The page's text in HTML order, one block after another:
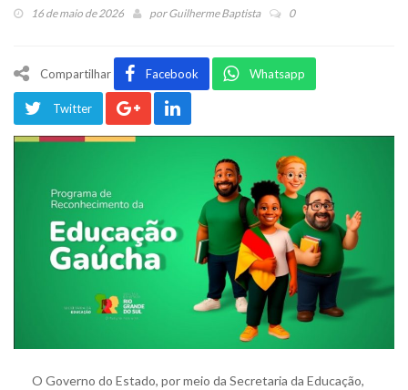
16 de maio de 2026 porGuilherme Baptista 0
Compartilhar Facebook Whatsapp
Twitter
O Governo do Estado, por meio da Secretaria da Educação,